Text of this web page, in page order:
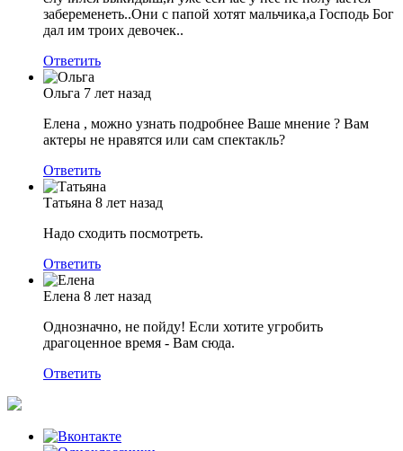
забеременеть..Они с папой хотят мальчика,а Господь Бог
дал им троих девочек..
Ответить
Ольга 7 лет назад
Елена , можно узнать подробнее Ваше мнение ? Вам
актеры не нравятся или сам спектакль?
Ответить
Татьяна 8 лет назад
Надо сходить посмотреть.
Ответить
Елена 8 лет назад
Однозначно, не пойду! Если хотите угробить
драгоценное время - Вам сюда.
Ответить